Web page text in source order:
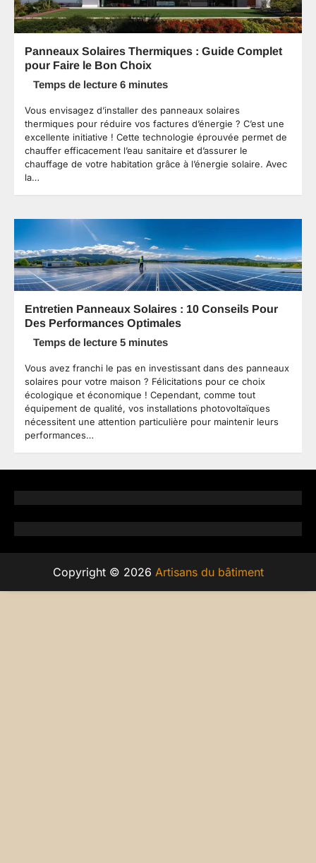
Panneaux Solaires Thermiques : Guide Complet
pour Faire le Bon Choix
Vous envisagez d’installer des panneaux solaires
thermiques pour réduire vos factures d’énergie ? C’est une
excellente initiative ! Cette technologie éprouvée permet de
chauffer efficacement l’eau sanitaire et d’assurer le
chauffage de votre habitation grâce à l’énergie solaire. Avec
la…
Entretien Panneaux Solaires : 10 Conseils Pour
Des Performances Optimales
Vous avez franchi le pas en investissant dans des panneaux
solaires pour votre maison ? Félicitations pour ce choix
écologique et économique ! Cependant, comme tout
équipement de qualité, vos installations photovoltaïques
nécessitent une attention particulière pour maintenir leurs
performances…
Copyright © 2026 Artisans du bâtiment